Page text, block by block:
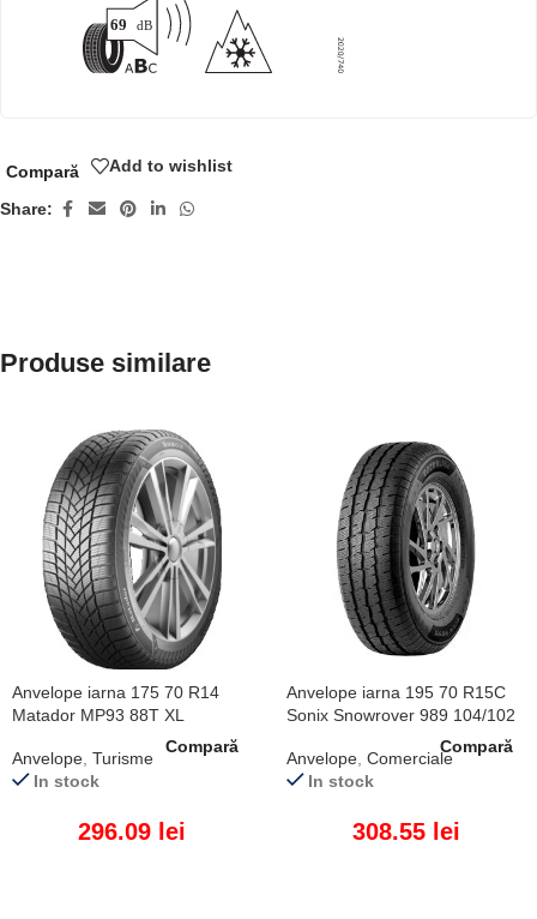
Compară Add to wishlist
Share:
Produse similare
Anvelope iarna 175 70 R14
Matador MP93 88T XL
Anvelope Turisme
In stock
296.09 lei
Compară
Anvelope iarna 195 70 R15C
Sonix Snowrover 989 104/102
Anvelope Comerciale
In stock
308.55 lei
Compară